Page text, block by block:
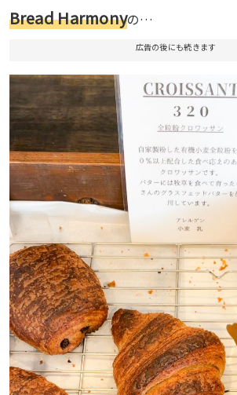
Bread Harmonyの…
広告の後にも続きます